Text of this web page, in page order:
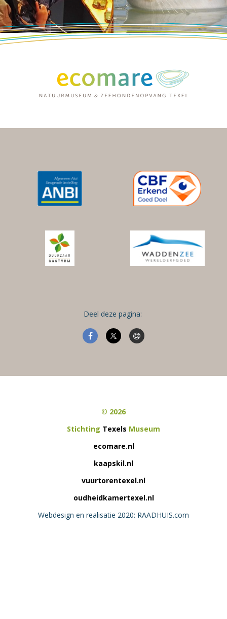
Deel deze pagina:
© 2026
Stichting Texels Museum
ecomare.nl
kaapskil.nl
vuurtorentexel.nl
oudheidkamertexel.nl
Webdesign en realisatie 2020: RAADHUIS.com